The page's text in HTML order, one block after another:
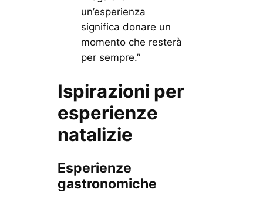
un’esperienza
significa donare un
momento che resterà
per sempre.”
Ispirazioni per
esperienze
natalizie
Esperienze
gastronomiche